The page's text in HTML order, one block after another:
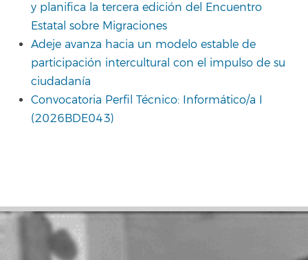
y planifica la tercera edición del Encuentro
Estatal sobre Migraciones
Adeje avanza hacia un modelo estable de
participación intercultural con el impulso de su
ciudadanía
Convocatoria Perfil Técnico: Informático/a I
(2026BDE043)